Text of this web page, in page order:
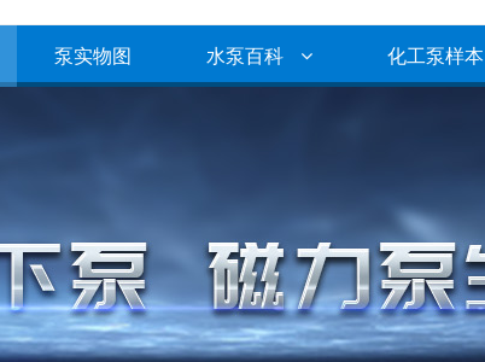
泵实物图 水泵百科 化工泵样本